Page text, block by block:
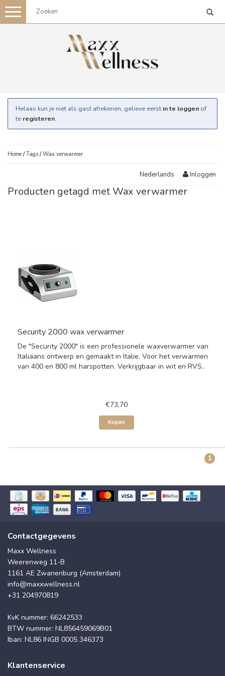
Toggle
navigation
Helaas kun je niet als gast afrekenen, gelieve eerst in te loggen of
te registeren.
Home /Tags /Wax verwarmer
Nederlands Inloggen
Producten getagd met Wax verwarmer
Security 2000 wax verwarmer
De "Security 2000" is een professionele waxverwarmer van
Italiaans ontwerp en gemaakt in Italie. Voor het verwarmen
van 400 en 800 ml harspotten. Verkrijgbaar in wit en RVS..
€73,70
Kopen
1
Contactgegevens
Maxx Wellness
Weerenweg 11-B
1161 AE Zwanenburg (Amsterdam)
info@maxxwellness.nl
+31 204970819
KvK nummer: 66242533
BTW nummer: NL856459069B01
Iban: NL86 INGB 0005 346373
Klantenservice